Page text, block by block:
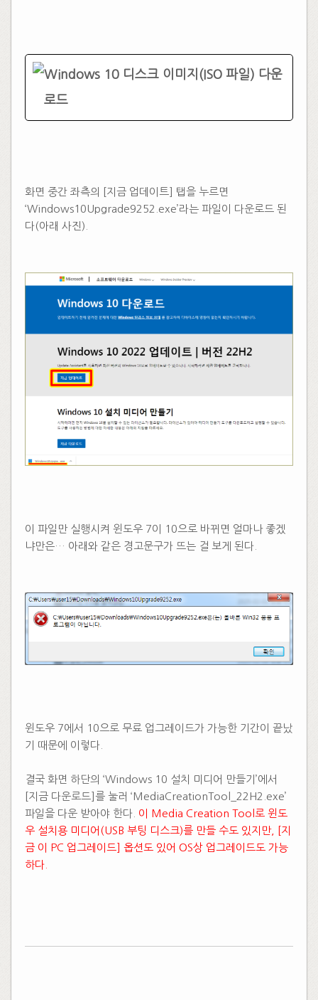
Windows 10 디스크 이미지(ISO 파일) 다운
로드
화면 중간 좌측의 [지금 업데이트] 탭을 누르면
‘Windows10Upgrade9252.exe’라는 파일이 다운로드 된
다(아래 사진).
이 파일만 실행시켜 윈도우 7이 10으로 바뀌면 얼마나 좋겠
냐만은… 아래와 같은 경고문구가 뜨는 걸 보게 된다.
윈도우 7에서 10으로 무료 업그레이드가 가능한 기간이 끝났
기 때문에 이렇다.
결국 화면 하단의 ‘Windows 10 설치 미디어 만들기’에서
[지금 다운로드]를 눌러 ‘MediaCreationTool_22H2.exe’
파일을 다운 받아야 한다. 이 Media Creation Tool로 윈도
우 설치용 미디어(USB 부팅 디스크)를 만들 수도 있지만, [지
금 이 PC 업그레이드] 옵션도 있어 OS상 업그레이드도 가능
하다.